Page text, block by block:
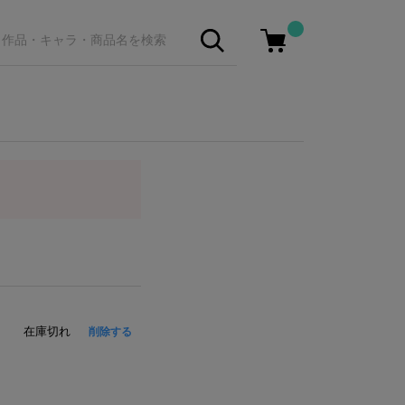
削除する
在庫切れ